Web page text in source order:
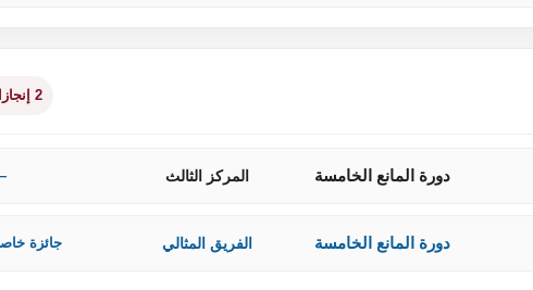
2 إنجازان
دورة المانع الخامسة المركز الثالث
دورة المانع الخامسة الفريق المثالي جائزة